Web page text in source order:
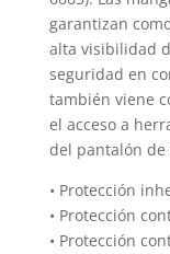
garantizan
alta visibilidad
seguridad en
también viene
el acceso a
del pantalón de
• Protección
• Protección
• Protección